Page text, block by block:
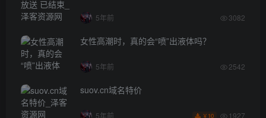
5年前 3082
女性高潮时，真的会“喷”出液体吗？
5年前 2542
suov.cn域名特价
5年前 ￥ 10 1927